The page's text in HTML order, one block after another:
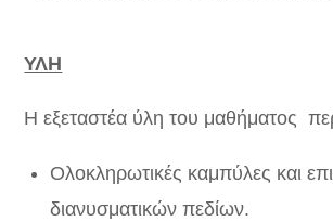
ΥΛΗ
Η εξεταστέα ύλη του μαθήματος
Ολοκληρωτικές καμπύλες και
διανυσματικών πεδίων.